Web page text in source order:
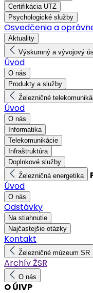
Certifikácia UTZ
Psychologické služby
Osvedčenia a
Aktuality
Výskumný a vývojový
Úvod
O nás
Produkty a služby
Železničné
Úvod
O nás
Informatika
Telekomunikácie
Infraštruktúra
Doplnkové služby
Železničná energetika
Úvod
O nás
Odstávky
Na stiahnutie
Najčastejšie otázky
Kontakt
Železničné múzeum SR
Archív ŽSR
O nás
O ÚIVP